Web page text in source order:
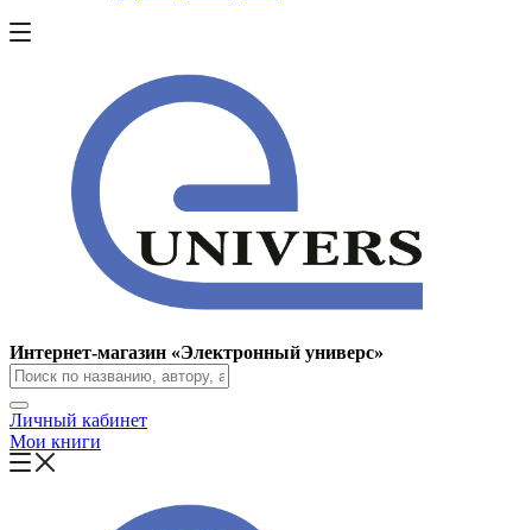
Интернет-магазин «Электронный универс»
Личный кабинет
Мои книги